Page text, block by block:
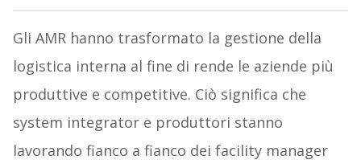
Gli AMR hanno trasformato la gestione della
logistica interna al fine di rende le aziende più
produttive e competitive. Ciò significa che
system integrator e produttori stanno
lavorando fianco a fianco dei facility manager